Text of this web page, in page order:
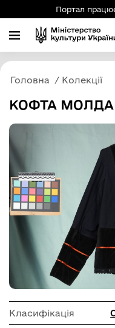
Портал
Головна Колекції
КОФТА
Класифікація